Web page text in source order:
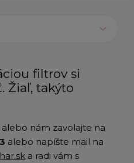
filtrov si
Žiaľ, takýto
nám zavolajte na
alebo napíšte mail na
a radi vám s